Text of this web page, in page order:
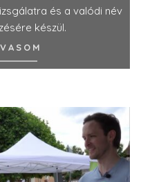
és a valódi név
készül.